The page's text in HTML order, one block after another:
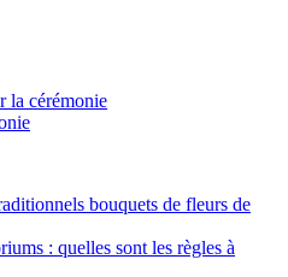
la cérémonie
bouquets de fleurs de
: quelles sont les règles à